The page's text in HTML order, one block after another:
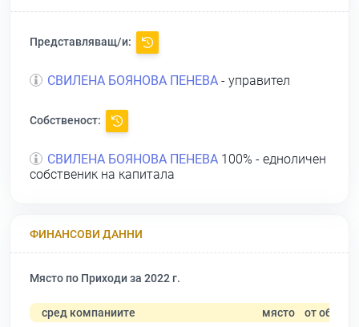
Представляващ/и:
СВИЛЕНА БОЯНОВА ПЕНЕВА - управител
Собственост:
СВИЛЕНА БОЯНОВА ПЕНЕВА 100% - едноличен
собственик на капитала
ФИНАНСОВИ ДАННИ
Място по Приходи за 2022 г.
сред компаниите място от общо